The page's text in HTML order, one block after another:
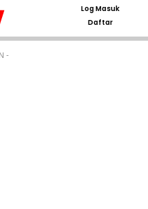
Log Masuk
Daftar
-